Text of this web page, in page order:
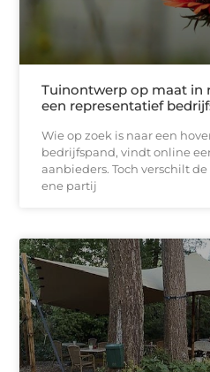
Tuinontwerp op maat in
een representatief
Wie op zoek is naar een
bedrijfspand, vindt online
aanbieders. Toch verschilt
ene partij